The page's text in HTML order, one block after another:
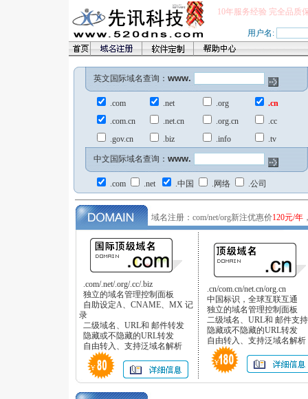
10年服务经验 完全品质
用户名:
英文国际域名查询： www.
.com .net .org
.cn
.com.cn
.net.cn .org.cn
.cc
.gov.cn
.biz .info .tv
中文国际域名查询： www.
.com .net .中国 .网络 .公司
域名注册：com/net/org新注优惠价120元/年
.com/.net/.org/.cc/.biz
独立的域名管理控制面板
自助设定A、CNAME、MX 记
录
二级域名、URL和 邮件转发
隐藏或不隐藏的URL转发
自由转入、支持泛域名解析
.cn/com.cn/net.cn/org.cn
中国标识，全球互联互通
独立的域名管理控制面板
二级域名、URL和 邮件支持
隐藏或不隐藏的URL转发
自由转入、支持泛域名解析